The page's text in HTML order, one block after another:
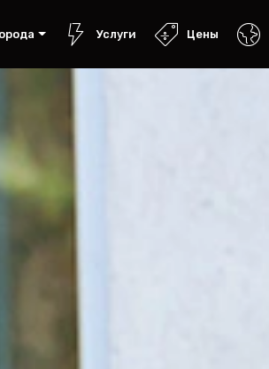
Услуги Цены